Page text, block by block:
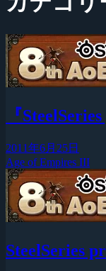
『
2011年6月25日
Age of Empires III
SteelSeries